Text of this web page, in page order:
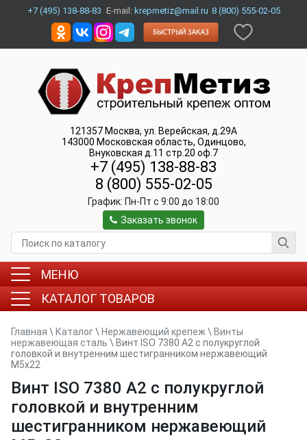
+7 (495) 138-88-83 E-mail: krepmetiz@mail.ru 8 (800) 555-02-05
121357 Москва, ул. Верейская, д.29А
143000 Московская область, Одинцово,
Внуковская д.11 стр.20 оф.7
+7 (495) 138-88-83
8 (800) 555-02-05
График: Пн-Пт c 9:00 до 18:00
Заказать звонок
МЕНЮ
КАТАЛОГ ТОВАРОВ
Главная \ Каталог\ Нержавеющий крепеж \ Винты
нержавеющая сталь \ Винт ISO 7380 A2 с полукруглой
головкой и внутренним шестигранником нержавеющий
M5x22
Винт ISO 7380 A2 с полукруглой
головкой и внутренним
шестигранником нержавеющий